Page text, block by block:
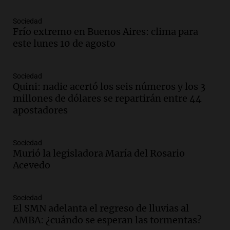
Episodios
Audio.Suspenden descuento en SUBE y
aumentan tarifas del SUBTE en Buenos
Episodios
Audio.Kicillof critica la desregulación
financiera y el aumento de la morosidad
Episodios
Audio.La UNT evalúa apelación ante la
Corte Suprema tras fallo que aparta a
Episodios
Audio.El cardenal Ángel Rossi advirtió
Sociedad
Frío extremo en Buenos Aires: clima para
este lunes 10 de agosto
Sociedad
Quini: nadie acertó los seis números y los 3
millones de dólares se repartirán entre 44
apostadores
Sociedad
Murió la legisladora María del Rosario
Acevedo
Sociedad
El SMN adelanta el regreso de lluvias al
AMBA: ¿cuándo se esperan las tormentas?